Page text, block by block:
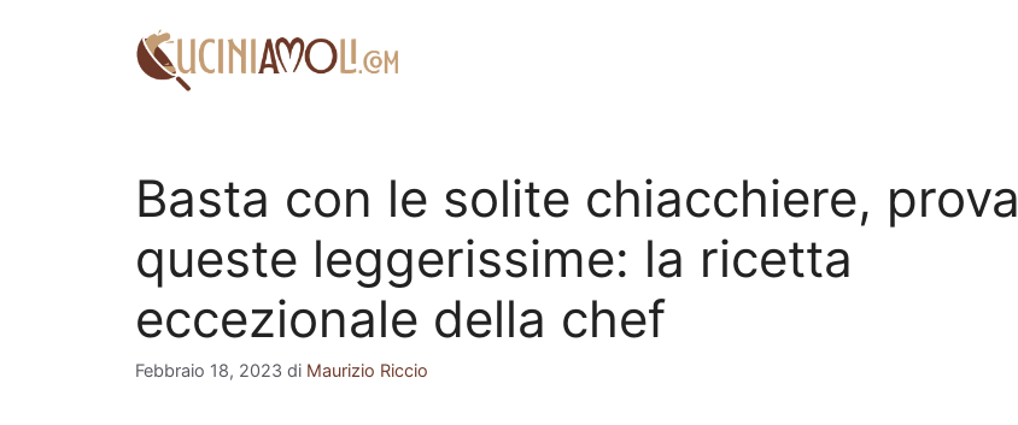
Basta con le solite chiacchiere, prova
queste leggerissime: la ricetta
eccezionale della chef
Febbraio 18, 2023 di Maurizio Riccio